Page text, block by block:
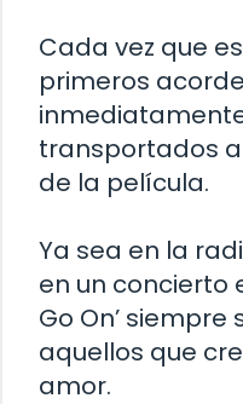
Cada vez que
primeros
transportados
de la película.
Ya sea en la
en un concierto
Go On’
aquellos que
amor.